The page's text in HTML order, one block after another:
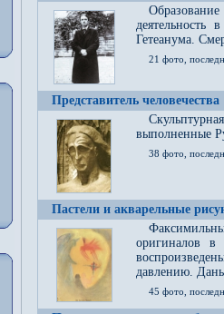
Образование
деятельность
Гетеанума.
21 фото,
Представитель человечества
выполненные
38 фото,
Пастели и акварельные
оригиналов
давлению.
45 фото,